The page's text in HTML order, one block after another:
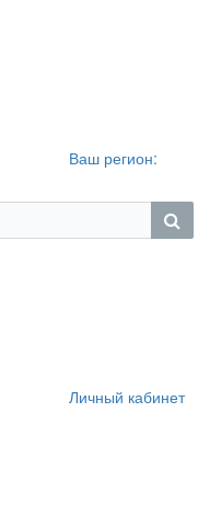
Ваш регион:
Личный кабинет